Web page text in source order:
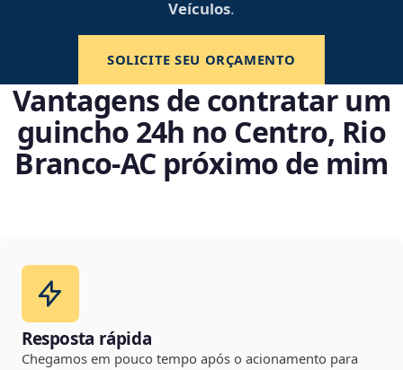
Veículos.
SOLICITE SEU ORÇAMENTO
Vantagens de contratar um
guincho 24h no Centro, Rio
Branco‑AC próximo de mim
Resposta rápida
Chegamos em pouco tempo após o acionamento para